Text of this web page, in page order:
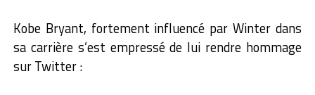
Kobe Bryant, fortement influencé par Winter dans
sa carrière s’est empressé de lui rendre hommage
sur Twitter :